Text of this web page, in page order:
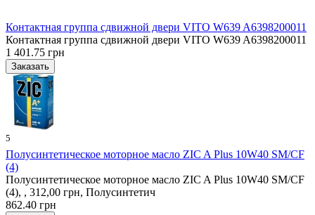
Контактная группа сдвижной двери VITO W639 A6398200011
Контактная группа сдвижной двери VITO W639 A6398200011
1 401.75 грн
5
Полусинтетическое моторное масло ZIC A Plus 10W40 SM/CF
(4)
Полусинтетическое моторное масло ZIC A Plus 10W40 SM/CF
(4), , 312,00 грн, Полусинтетич
862.40 грн